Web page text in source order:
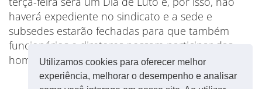
Utilizamos cookies para oferecer melhor
experiência, melhorar o desempenho e analisar
haverá expediente no sindicato e a sede e
subsedes estarão fechadas para que também
funcionários e diretores possam participar das
homenagens de despedida do nosso diretor.